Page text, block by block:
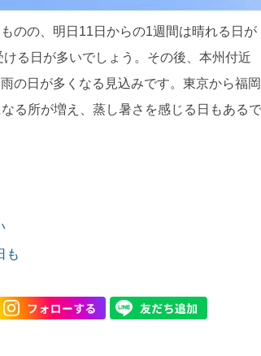
のの、明日11日からの1週間は晴れる日が
る日が多いでしょう。その後、本州付近
の日が多くなる見込みです。東京から福岡
る所が増え、蒸し暑さを感じる日もあるで
も